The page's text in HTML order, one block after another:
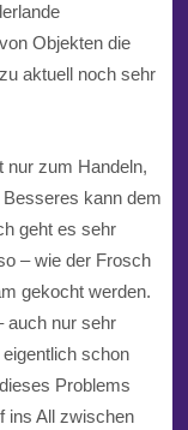
Objekten die
aktuell noch sehr
nur zum Handeln,
kann dem
geht es sehr
– wie der Frosch
gekocht werden.
auch nur sehr
schon
Problems
ins All zwischen